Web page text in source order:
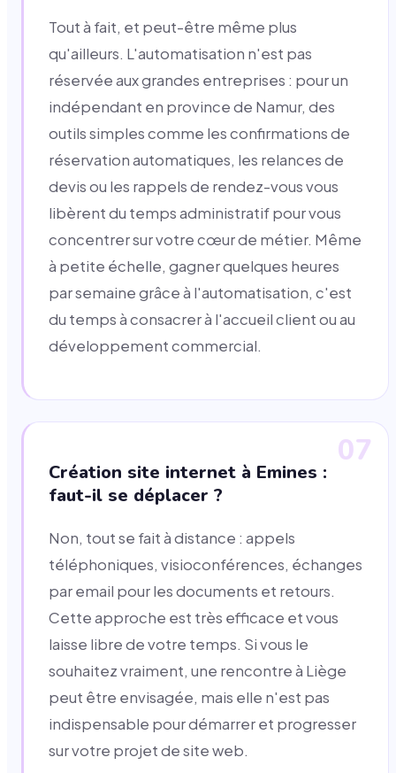
Tout à fait, et peut-être même plus
qu'ailleurs. L'automatisation n'est pas
réservée aux grandes entreprises : pour un
indépendant en province de Namur, des
outils simples comme les confirmations de
réservation automatiques, les relances de
devis ou les rappels de rendez-vous vous
libèrent du temps administratif pour vous
concentrer sur votre cœur de métier. Même
à petite échelle, gagner quelques heures
par semaine grâce à l'automatisation, c'est
du temps à consacrer à l'accueil client ou au
développement commercial.
07
Création site internet à Emines :
faut-il se déplacer ?
Non, tout se fait à distance : appels
téléphoniques, visioconférences, échanges
par email pour les documents et retours.
Cette approche est très efficace et vous
laisse libre de votre temps. Si vous le
souhaitez vraiment, une rencontre à Liège
peut être envisagée, mais elle n'est pas
indispensable pour démarrer et progresser
sur votre projet de site web.